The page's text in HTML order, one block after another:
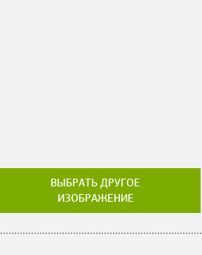
ВЫБРАТЬ ДРУГОЕ
ИЗОБРАЖЕНИЕ